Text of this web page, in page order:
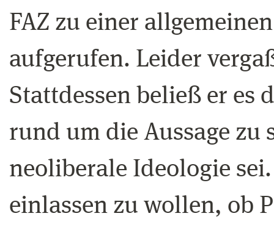
FAZ zu einer
aufgerufen. Leider
Stattdessen beließ er es
rund um die Aussage zu
neoliberale Ideologie
einlassen zu wollen, ob